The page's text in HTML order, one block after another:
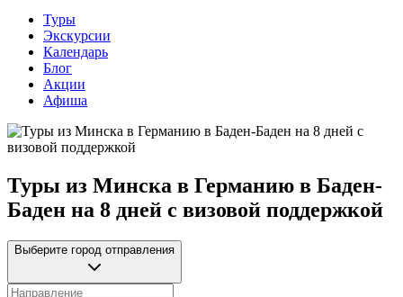
Туры
Экскурсии
Календарь
Блог
Акции
Афиша
Туры из Минска в Германию в Баден-
Баден на 8 дней с визовой поддержкой
Выберите город отправления